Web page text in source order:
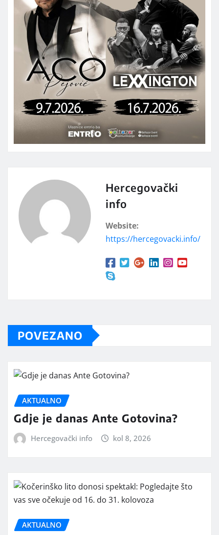
Hercegovački
info
Website:
https://hercegovacki.info/
POVEZANO
AKTUALNO
Gdje je danas Ante Gotovina?
Hercegovački info kol 8, 2026
AKTUALNO